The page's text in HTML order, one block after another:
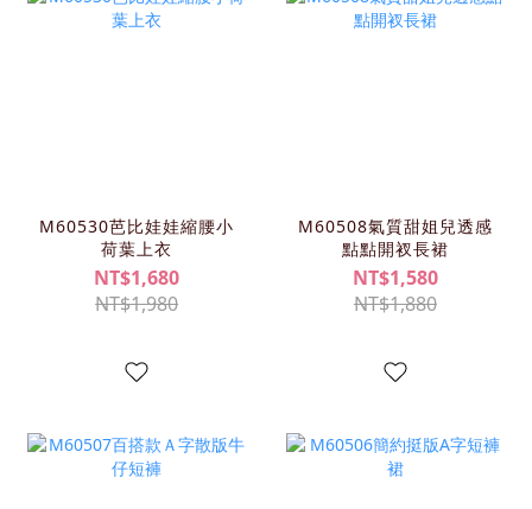
M60530芭比娃娃縮腰小
荷葉上衣
NT$1,680
NT$1,980
M60508氣質甜姐兒透感
點點開衩長裙
NT$1,580
NT$1,880